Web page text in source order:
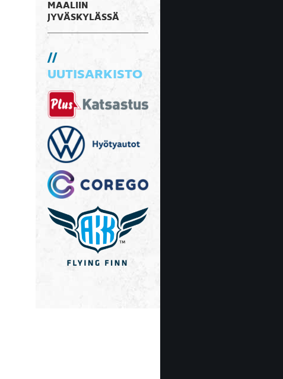
MAALIIN
JYVÄSKYLÄSSÄ
UUTISARKISTO